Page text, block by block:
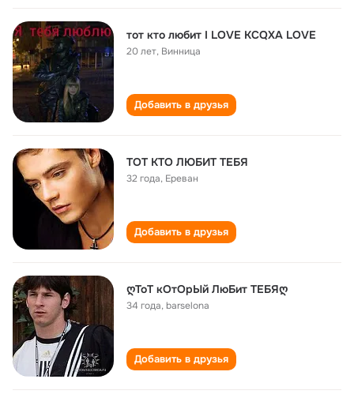
тот кто любит I LOVE KCQXA LOVE
20 лет, Винница
Добавить в друзья
TOT KTO ЛЮБИТ ТЕБЯ
32 года, Ереван
Добавить в друзья
ღТоТ кОтОрЫй ЛюБит ТЕБЯღ
34 года,barselona
Добавить в друзья